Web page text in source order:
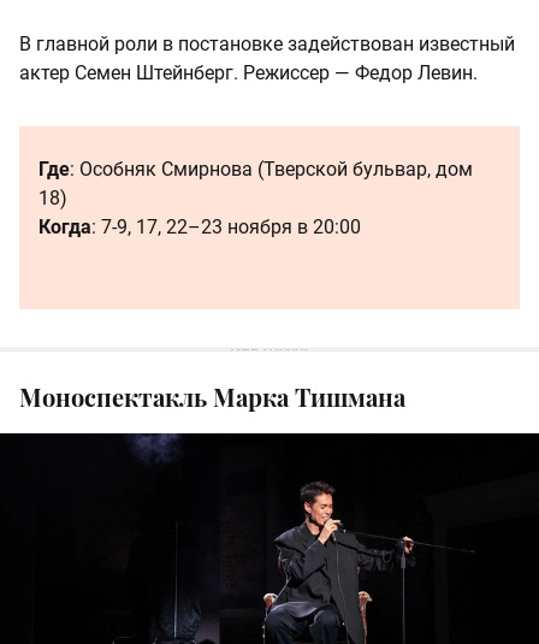
В главной роли в постановке задействован известный
актер Семен Штейнберг. Режиссер — Федор Левин.
Где: Особняк Смирнова (Тверской бульвар, дом
18)
Когда: 7-9, 17, 22–23 ноября в 20:00
Моноспектакль Марка Тишмана